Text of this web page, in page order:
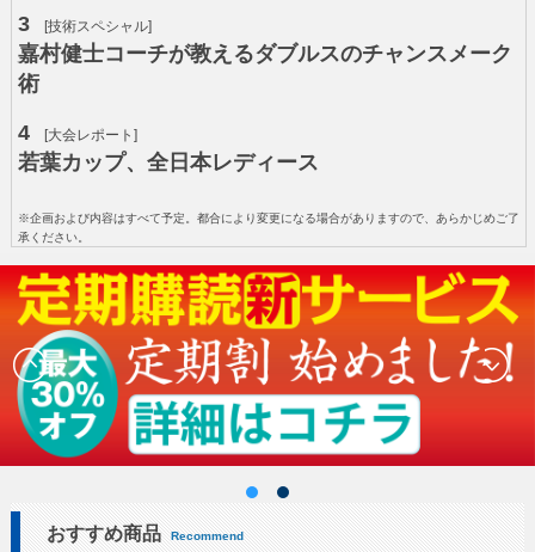
3[技術スペシャル]
嘉村健士コーチが教えるダブルスのチャンスメーク
術
4[大会レポート]
若葉カップ、全日本レディース
※企画および内容はすべて予定。都合により変更になる場合がありますので、あらかじめご了
承ください。
おすすめ商品 Recommend